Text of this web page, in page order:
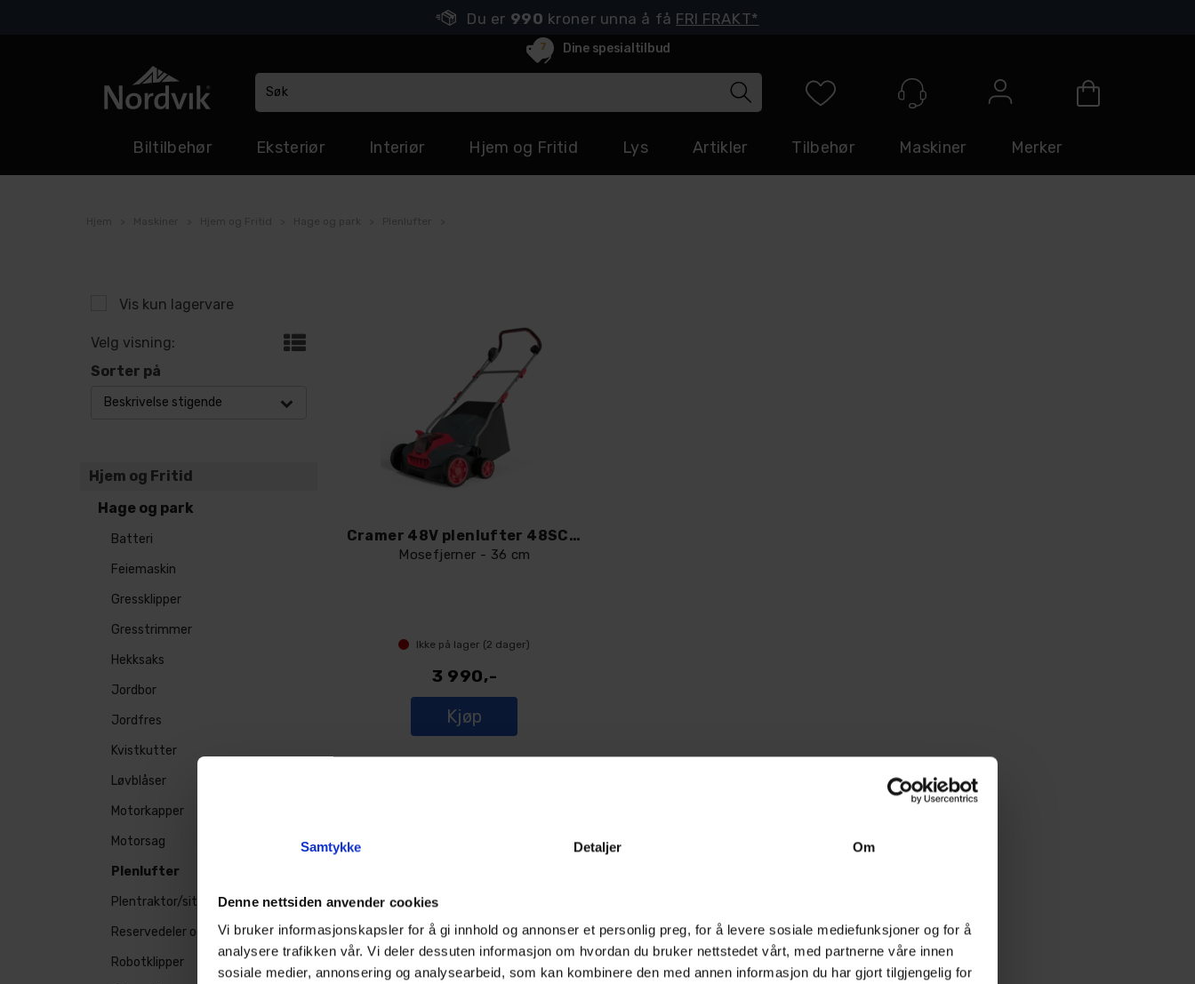
Samtykke Detaljer Om
Denne nettsiden anvender cookies
Vi bruker informasjonskapsler for å gi innhold og annonser et personlig preg, for å levere sosiale mediefunksjoner og for å
analysere trafikken vår. Vi deler dessuten informasjon om hvordan du bruker nettstedet vårt, med partnerne våre innen
sosiale medier, annonsering og analysearbeid, som kan kombinere den med annen informasjon du har gjort tilgjengelig for
7 Dine spesialtilbud
Biltilbehør Eksteriør Interiør Hjem og Fritid Lys Artikler Tilbehør Maskiner Merker
Du er 990 kroner unna å få FRI FRAKT*
Vis kun lagervare
Velg visning:
Sorter på
Beskrivelse stigende
Hjem og Fritid
Hage og park
Batteri
Feiemaskin
Gressklipper
Gresstrimmer
Hekksaks
Jordbor
Jordfres
Kvistkutter
Løvblåser
Motorkapper
Motorsag
Plenlufter
Plentraktor/sitteklipper
Reservedeler og service
Robotklipper
Cramer 48V plenlufter 48SC36
Mosefjerner - 36 cm
Ikke på lager (2 dager)
3 990,-
Kjøp